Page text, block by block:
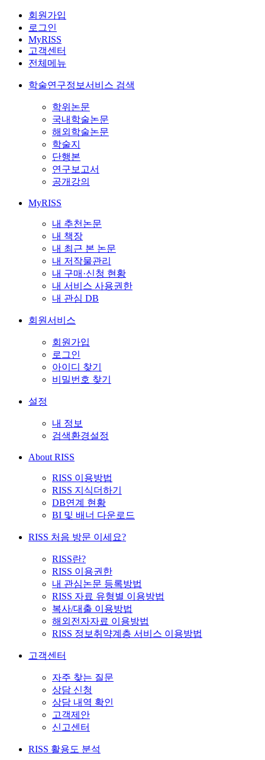
회원가입
로그인
MyRISS
고객센터
전체메뉴
학술연구정보서비스 검색
학위논문
국내학술논문
해외학술논문
학술지
단행본
연구보고서
공개강의
MyRISS
내 추천논문
내 책장
내 최근 본 논문
내 저작물관리
내 구매·신청 현황
내 서비스 사용권한
내 관심 DB
회원서비스
회원가입
로그인
아이디 찾기
비밀번호 찾기
설정
내 정보
검색환경설정
About RISS
RISS 이용방법
RISS 지식더하기
DB연계 현황
BI 및 배너 다운로드
RISS 처음 방문 이세요?
RISS란?
RISS 이용권한
내 관심논문 등록방법
RISS 자료 유형별 이용방법
복사/대출 이용방법
해외전자자료 이용방법
RISS 정보취약계층 서비스 이용방법
고객센터
자주 찾는 질문
상담 신청
상담 내역 확인
고객제안
신고센터
RISS 활용도 분석